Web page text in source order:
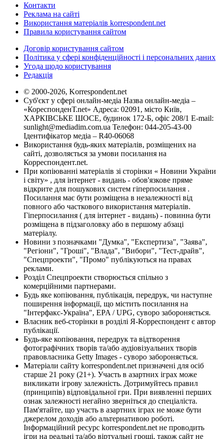
Контакти
Реклама на сайті
Використання матеріалів korrespondent.net
Правила користування сайтом
Договір користування сайтом
Політика у сфері конфіденційності і персональних даних
Угода щодо користування
Редакція
© 2000-2026, Korrespondent.net
Суб'єкт у сфері онлайн-медіа Назва онлайн-медіа –
«КореспонденТ.net» Адреса: 02091, місто Київ,
ХАРКІВСЬКЕ ШОСЕ, будинок 172-Б, офіс 208/1 E-mail:
sunlight@mediadim.com.ua Телефон: 044-205-43-00
Ідентифікатор медіа – R40-06068
Використання будь-яких матеріалів, розміщених на
сайті, дозволяється за умови посилання на
Корреспондент.net.
При копіюванні матеріалів зі сторінки « Новини України
і світу» , для інтернет - видань - обов'язкове пряме
відкрите для пошукових систем гіперпосилання .
Посилання має бути розміщена в незалежності від
повного або часткового використання матеріалів.
Гіперпосилання ( для інтернет - видань) - повинна бути
розміщена в підзаголовку або в першому абзаці
матеріалу.
Новини з позначками "Думка", "Експертиза", "Заява",
"Регіони", "Гроші", "Влада", "Вибори", "Тест-драйв",
"Спецпроекти", "Промо" публікуються на правах
реклами.
Розділ Спецпроекти створюється спільно з
комерційними партнерами.
Будь яке копіювання, публікація, передрук, чи наступне
поширення інформації, що містить посилання на
"Інтерфакс-Україна", EPA / UPG, суворо забороняється.
Власник веб-сторінки в розділі Я-Корреспондент є автор
публікації.
Будь-яке копіювання, передрук та відтворення
фотографічних творів та/або аудіовізуальних творів
правовласника Getty Images - суворо забороняється.
Матеріали сайту korrespondent.net призначені для осіб
старше 21 року (21+). Участь в азартних іграх може
викликати ігрову залежність. Дотримуйтесь правил
(принципів) відповідальної гри. При виявленні перших
ознак залежності негайно зверніться до спеціаліста.
Пам'ятайте, що участь в азартних іграх не може бути
джерелом доходів або альтернативою роботі.
Інформаційний ресурс korrespondent.net не проводить
ігри на реальні та/або віртуальні гроші, також сайт не